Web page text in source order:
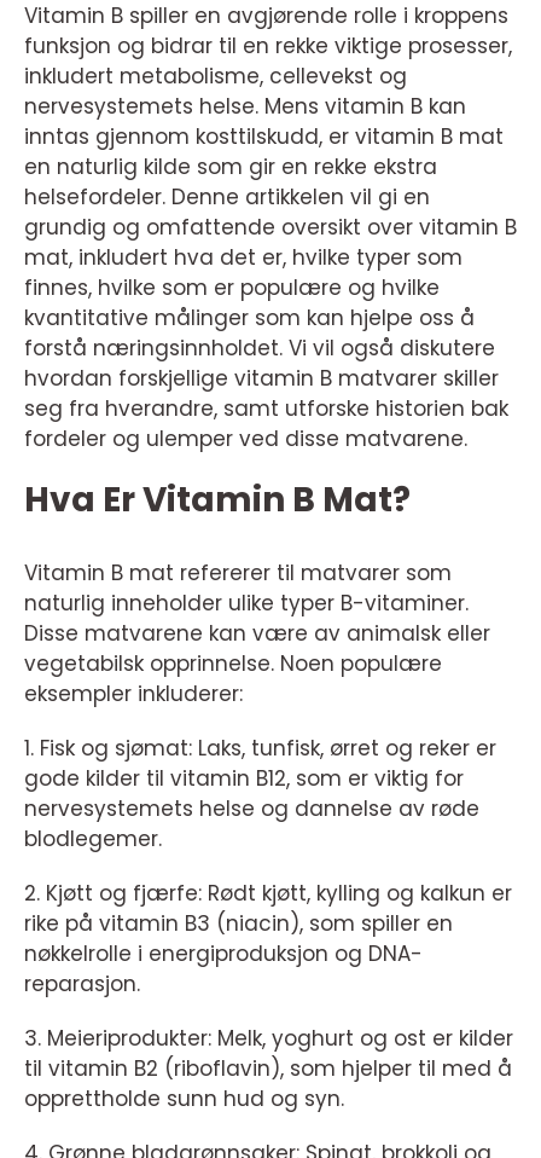
Vitamin B spiller en avgjørende rolle i kroppens
funksjon og bidrar til en rekke viktige prosesser,
inkludert metabolisme, cellevekst og
nervesystemets helse. Mens vitamin B kan
inntas gjennom kosttilskudd, er vitamin B mat
en naturlig kilde som gir en rekke ekstra
helsefordeler. Denne artikkelen vil gi en
grundig og omfattende oversikt over vitamin B
mat, inkludert hva det er, hvilke typer som
finnes, hvilke som er populære og hvilke
kvantitative målinger som kan hjelpe oss å
forstå næringsinnholdet. Vi vil også diskutere
hvordan forskjellige vitamin B matvarer skiller
seg fra hverandre, samt utforske historien bak
fordeler og ulemper ved disse matvarene.
Hva Er Vitamin B Mat?
Vitamin B mat refererer til matvarer som
naturlig inneholder ulike typer B-vitaminer.
Disse matvarene kan være av animalsk eller
vegetabilsk opprinnelse. Noen populære
eksempler inkluderer:
1. Fisk og sjømat: Laks, tunfisk, ørret og reker er
gode kilder til vitamin B12, som er viktig for
nervesystemets helse og dannelse av røde
blodlegemer.
2. Kjøtt og fjærfe: Rødt kjøtt, kylling og kalkun er
rike på vitamin B3 (niacin), som spiller en
nøkkelrolle i energiproduksjon og DNA-
reparasjon.
3. Meieriprodukter: Melk, yoghurt og ost er kilder
til vitamin B2 (riboflavin), som hjelper til med å
opprettholde sunn hud og syn.